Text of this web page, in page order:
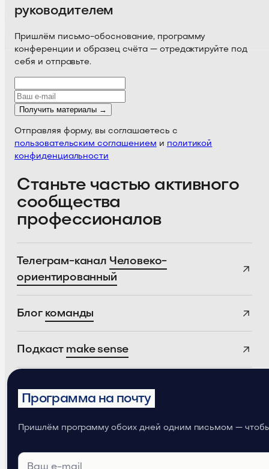
руководителем
Пришлём письмо-обоснование, программу
конференции и образец счёта — отредактируйте под
себя и отправьте.
Получить материалы →
Отправляя форму, вы соглашаетесь с
пользовательским соглашением и политикой
конфиденциальности
Станьте частью активного
сообщества
профессионалов
Телеграм-канал Человеко-
ориентированный
Блог команды
Подкаст make sense
Телеграм-канал
Продуктовое
Программа на почту
Пришлём программу обоих дней одним письмом —